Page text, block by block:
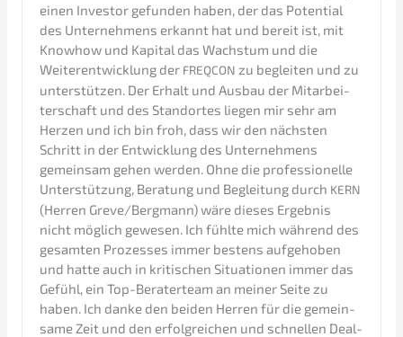
einen Inves­tor gefun­den haben, der das Poten­ti­al
des Unter­neh­mens erkannt hat und bereit ist, mit
Knowhow und Kapital das Wachs­tum und die
Weiter­ent­wick­lung der FREQCON zu beglei­ten und zu
unter­stüt­zen. Der Erhalt und Ausbau der Mitar­bei­
ter­schaft und des Stand­or­tes liegen mir sehr am
Herzen und ich bin froh, dass wir den nächs­ten
Schritt in der Entwick­lung des Unter­neh­mens
gemein­sam gehen werden. Ohne die profes­sio­nel­le
Unter­stüt­zung, Beratung und Beglei­tung durch KERN
(Herren Greve/Bergmann) wäre dieses Ergeb­nis
nicht möglich gewesen. Ich fühlte mich während des
gesam­ten Prozes­ses immer bestens aufge­ho­ben
und hatte auch in kriti­schen Situa­tio­nen immer das
Gefühl, ein Top-Berater­team an meiner Seite zu
haben. Ich danke den beiden Herren für die gemein­
sa­me Zeit und den erfolg­rei­chen und schnel­len Deal-